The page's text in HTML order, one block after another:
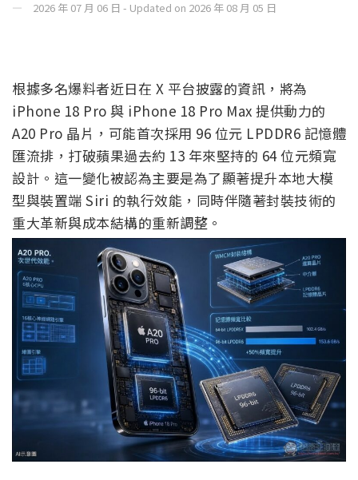
打破 13 年傳統，蘋果iPhone
改用 96 位 LPDDR6 記憶體
by 達小編
2026 年 07 月 06 日 - Updated on 2026 年 08 月 05 日
根據多名爆料者近日在 X 平台披露的資訊，將為
iPhone 18 Pro 與 iPhone 18 Pro Max 提供動力的
A20 Pro 晶片，可能首次採用 96 位元 LPDDR6 記憶體
匯流排，打破蘋果過去約 13 年來堅持的 64 位元頻寬
設計。這一變化被認為主要是為了顯著提升本地大模
型與裝置端 Siri 的執行效能，同時伴隨著封裝技術的
重大革新與成本結構的重新調整。